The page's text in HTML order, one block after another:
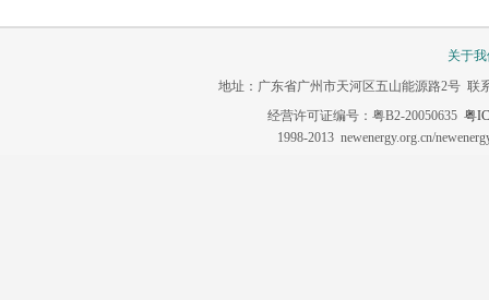
关于
地址：广东省广州市天河区五山能源路2号 联
经营许可证编号：粤B2-20050635 粤
1998-2013 newenergy.org.cn/